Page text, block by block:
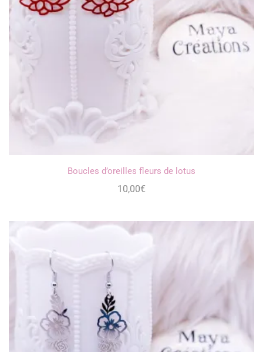
Boucles d’oreilles fleurs de lotus
10,00€